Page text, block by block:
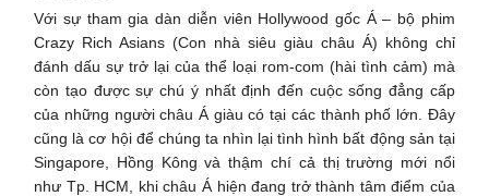
Với sự tham gia dàn diễn viên Hollywood gốc Á – bộ phim
Crazy Rich Asians (Con nhà siêu giàu châu Á) không chỉ
đánh dấu sự trở lại của thể loại rom-com (hài tình cảm) mà
còn tạo được sự chú ý nhất định đến cuộc sống đẳng cấp
của những người châu Á giàu có tại các thành phố lớn. Đây
cũng là cơ hội để chúng ta nhìn lại tình hình bất động sản tại
Singapore, Hồng Kông và thậm chí cả thị trường mới nổi
như Tp. HCM, khi châu Á hiện đang trở thành tâm điểm của